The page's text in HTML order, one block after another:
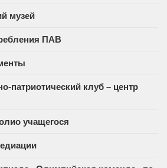
музей
ПАВ
патриотический клуб – центр
учащегося